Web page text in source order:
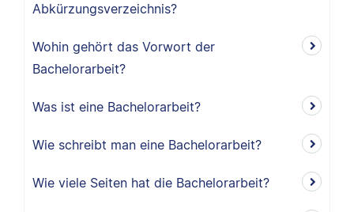
Abkürzungsverzeichnis?
Wohin gehört das Vorwort der
Bachelorarbeit?
Was ist eine Bachelorarbeit?
Wie schreibt man eine Bachelorarbeit?
Wie viele Seiten hat die Bachelorarbeit?